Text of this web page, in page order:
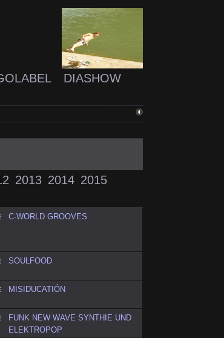
DIASHOW
2013 2014 2015
C-WORLD GROOVES
SOULFOOD
MISIDUCATIÓN
FUNK NEW WAVE SYNTHIE UND
ELEKTROPOP